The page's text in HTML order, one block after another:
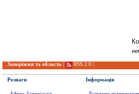
Запоріжжя та область RSS 2.0
Розваги Інформація